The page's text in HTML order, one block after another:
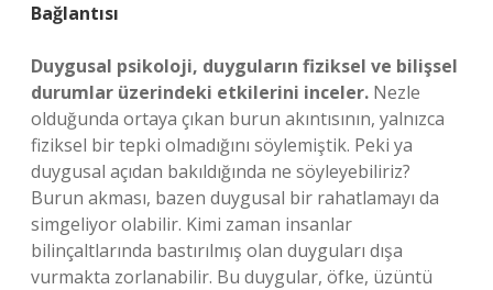
Bağlantısı
Duygusal psikoloji, duyguların fiziksel ve bilişsel
durumlar üzerindeki etkilerini inceler. Nezle
olduğunda ortaya çıkan burun akıntısının, yalnızca
fiziksel bir tepki olmadığını söylemiştik. Peki ya
duygusal açıdan bakıldığında ne söyleyebiliriz?
Burun akması, bazen duygusal bir rahatlamayı da
simgeliyor olabilir. Kimi zaman insanlar
bilinçaltlarında bastırılmış olan duyguları dışa
vurmakta zorlanabilir. Bu duygular, öfke, üzüntü